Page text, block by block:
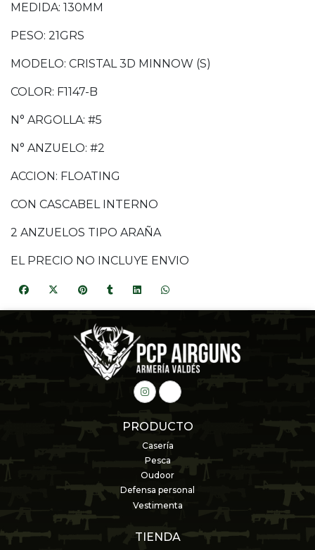
MEDIDA: 130MM
PESO: 21GRS
MODELO: CRISTAL 3D MINNOW (S)
COLOR: F1147-B
N° ARGOLLA: #5
N° ANZUELO: #2
ACCION: FLOATING
CON CASCABEL INTERNO
2 ANZUELOS TIPO ARAÑA
EL PRECIO NO INCLUYE ENVIO
PRODUCTO
Casería
Pesca
Oudoor
Defensa personal
Vestimenta
TIENDA